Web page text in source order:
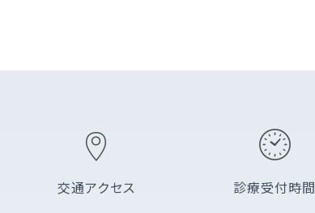
交通アクセス 診療受付時間